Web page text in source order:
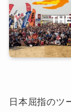
日本屈指のツ